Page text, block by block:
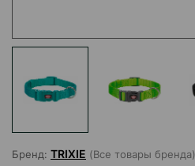
Бренд: TRIXIE (Все товары бренда)